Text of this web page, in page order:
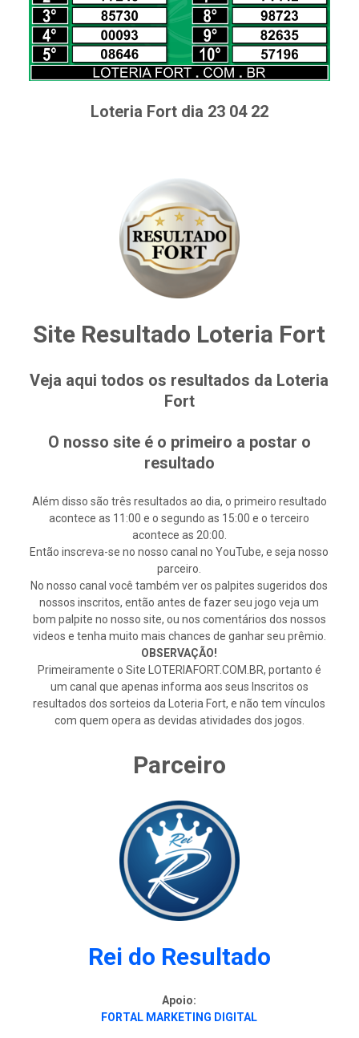
Loteria Fort dia 23 04 22
Site Resultado Loteria Fort
Veja aqui todos os resultados da Loteria
Fort
O nosso site é o primeiro a postar o
resultado
Além disso são três resultados ao dia, o primeiro resultado
acontece as 11:00 e o segundo as 15:00 e o terceiro
acontece as 20:00.
Então inscreva-se no nosso canal no YouTube, e seja nosso
parceiro.
No nosso canal você também ver os palpites sugeridos dos
nossos inscritos, então antes de fazer seu jogo veja um
bom palpite no nosso site, ou nos comentários dos nossos
videos e tenha muito mais chances de ganhar seu prêmio.
OBSERVAÇÃO!
Primeiramente o Site LOTERIAFORT.COM.BR, portanto é
um canal que apenas informa aos seus Inscritos os
resultados dos sorteios da Loteria Fort, e não tem vínculos
com quem opera as devidas atividades dos jogos.
Parceiro
Rei do Resultado
Apoio:
FORTAL MARKETING DIGITAL